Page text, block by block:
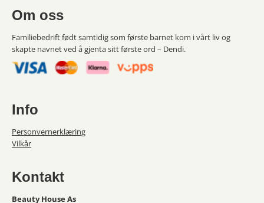
Om oss
Familiebedrift født samtidig som første barnet kom i vårt liv og
skapte navnet ved å gjenta sitt første ord – Dendi.
Info
Personvernerklæring
Vilkår
Kontakt
Beauty House As